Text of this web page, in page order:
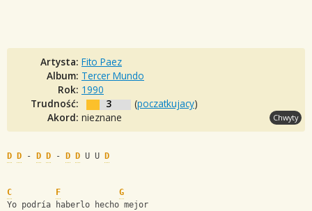
Artysta: Fito Paez
Album: Tercer Mundo
Rok: 1990
Trudność:
3 (poczatkujacy)
Akord: nieznane Chwyty
D D - D D - D D U U D
C F
G
Yo podría haberlo hecho mejor